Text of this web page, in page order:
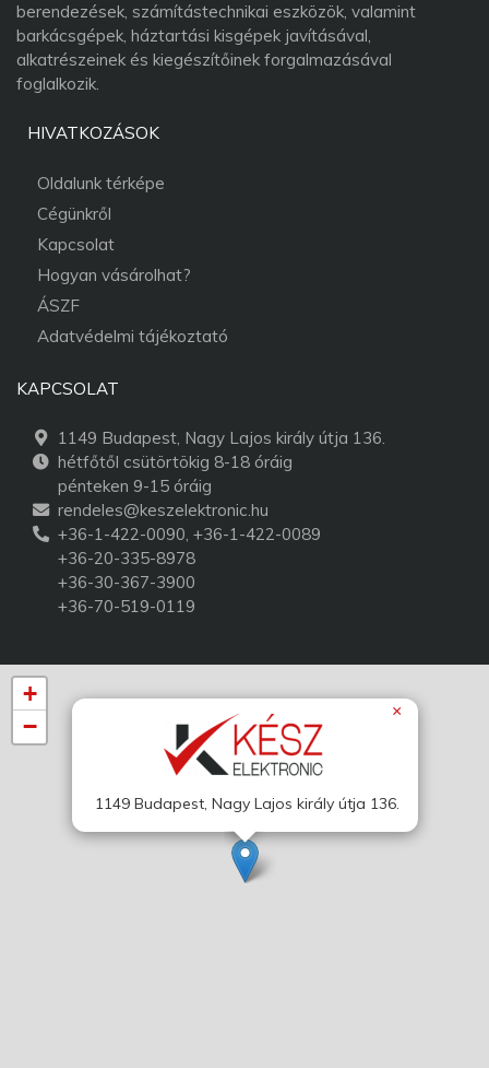
berendezések, számítástechnikai eszközök, valamint
barkácsgépek, háztartási kisgépek javításával,
alkatrészeinek és kiegészítőinek forgalmazásával
foglalkozik.
HIVATKOZÁSOK
Oldalunk térképe
Cégünkről
Kapcsolat
Hogyan vásárolhat?
ÁSZF
Adatvédelmi tájékoztató
KAPCSOLAT
1149 Budapest, Nagy Lajos király útja 136.
hétfőtől csütörtökig 8-18 óráig
pénteken 9-15 óráig
rendeles@keszelektronic.hu
+36-1-422-0090, +36-1-422-0089
+36-20-335-8978
+36-30-367-3900
+36-70-519-0119
1149 Budapest, Nagy Lajos király útja 136.
×
+
−